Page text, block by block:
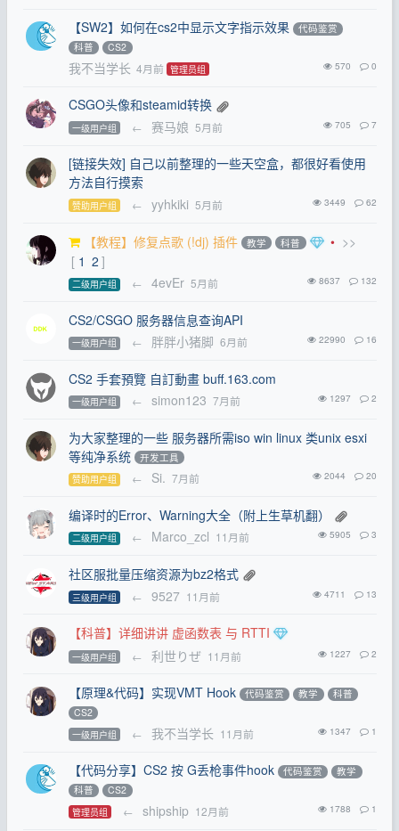
【SW2】如何在cs2中显示文字指示效果
代码鉴赏
科普
CS2
我不当学长 4月前 管理员组 570 0
CSGO头像和steamid转换
一级用户组 ← 赛马娘 5月前 705 7
[链接失效] 自己以前整理的一些天空盒，都很好看使用
方法自行摸索
赞助用户组 ← yyhkiki 5月前 3449 62
【教程】修复点歌 (!dj) 插件 教学 科普 • >>
[ 1 2 ]
二级用户组 ← 4evEr 5月前 8637 132
CS2/CSGO 服务器信息查询API
一级用户组 ← 胖胖小猪脚 6月前 22990 16
CS2 手套預覽 自訂動畫 buff.163.com
一级用户组 ← simon123 7月前 1297 2
为大家整理的一些 服务器所需iso win linux 类unix esxi
等纯净系统
开发工具
赞助用户组 ← Si. 7月前 2044 20
编译时的Error、Warning大全（附上生草机翻）
二级用户组 ← Marco_zcl 11月前 5905 3
社区服批量压缩资源为bz2格式
三级用户组 ← 9527 11月前 4711 13
【科普】详细讲讲 虚函数表 与 RTTI
一级用户组 ← 利世りぜ 11月前 1227 2
【原理&代码】实现VMT Hook 代码鉴赏 教学
科普
CS2
一级用户组 ← 我不当学长 11月前 1347 1
【代码分享】CS2 按 G丢枪事件hook 代码鉴赏
教学
科普
CS2
管理员组 ← shipship 12月前 1788 1